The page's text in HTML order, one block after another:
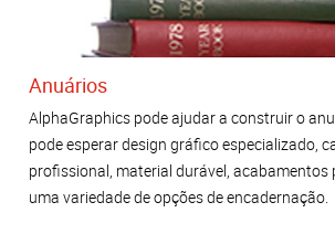
Anuários
AlphaGraphics pode ajudar a construir o
pode esperar design gráfico especializado,
profissional, material durável, acabamentos
uma variedade de opções de encadernação.